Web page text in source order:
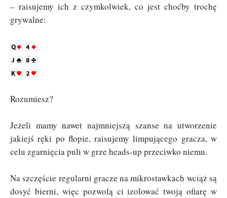
– raisujemy ich z czymkolwiek, co jest choćby trochę
grywalne:
Rozumiesz?
Jeżeli mamy nawet najmniejszą szanse na utworzenie
jakiejś ręki po flopie, raisujemy limpującego gracza, w
celu zgarnięcia puli w grze heads-up przeciwko niemu.
Na szczęście regularni gracze na mikrostawkach wciąż są
dosyć bierni, więc pozwolą ci izolować twoją ofiarę w